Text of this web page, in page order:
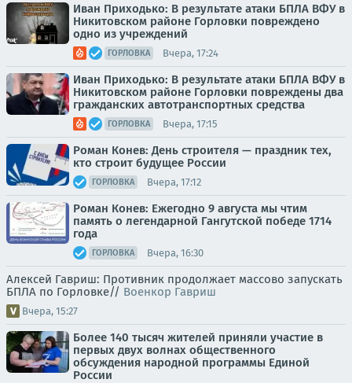
Иван Приходько: В результате атаки БПЛА ВФУ в
Никитовском районе Горловки повреждено
одно из учреждений
ГОРЛОВКА Вчера, 17:24
Иван Приходько: В результате атаки БПЛА ВФУ в
Никитовском районе Горловки повреждены два
гражданских автотранспортных средства
ГОРЛОВКА Вчера, 17:15
Роман Конев: День строителя — праздник тех,
кто строит будущее России
ГОРЛОВКА Вчера, 17:12
Роман Конев: Ежегодно 9 августа мы чтим
память о легендарной Гангутской победе 1714
года
ГОРЛОВКА Вчера, 16:30
Алексей Гавриш: Противник продолжает массово запускать
БПЛА по Горловке// Военкор Гавриш
Вчера, 15:27
Более 140 тысяч жителей приняли участие в
первых двух волнах общественного
обсуждения народной программы Единой
России